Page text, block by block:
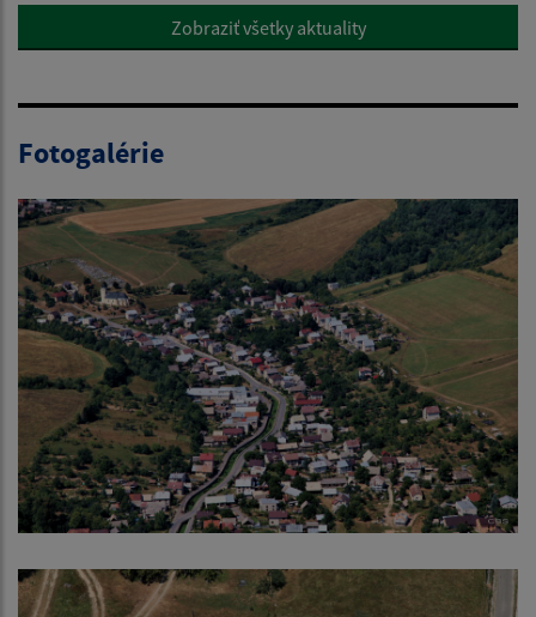
Zobraziť všetky aktuality
Fotogalérie